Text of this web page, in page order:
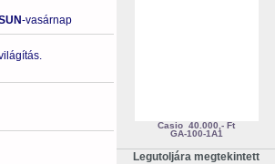
-vasárnap
Casio 40.000,- Ft
GA-100-1A1
Legutoljára megtekintett